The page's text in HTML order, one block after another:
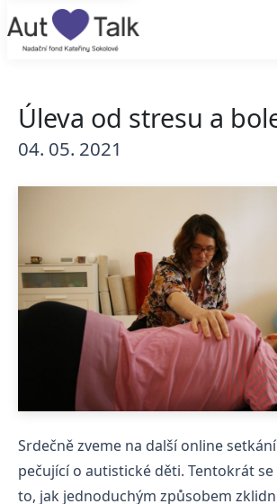
Úleva od stresu a
04. 05. 2021
Srdečně zveme na další online
pečující o autistické děti. Tentokrát
to, jak jednoduchým způsobem